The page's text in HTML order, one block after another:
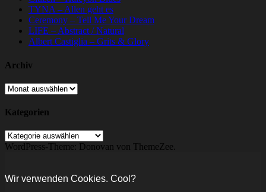
TYNA – Allen geht es
Ceremony – Tell Me Your Dream
LIFE – Abstract / Natural
Albert Castiglia – Grits & Glory
Archiv
Archiv
Kategorien
Kategorien
WordPress-Theme: Donovan von ThemeZee.
Wir verwenden Cookies. Cool?